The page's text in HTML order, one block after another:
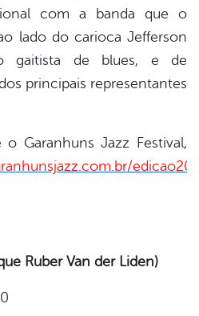
com a banda que o
lado do carioca Jefferson
gaitista de blues, e de
principais representantes
o Garanhuns Jazz Festival,
Ruber Van der Liden)